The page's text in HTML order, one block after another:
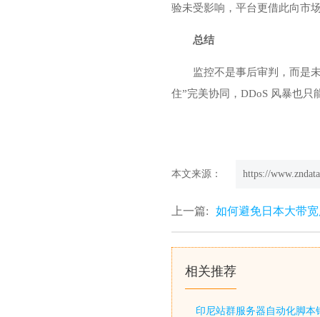
验未受影响，平台更借此向市
总结
监控不是事后审判，而是
住”完美协同，DDoS 风暴也
本文来源： https://
上一篇: 如何避免日本大带
相关推荐
印尼站群服务器自动化脚本